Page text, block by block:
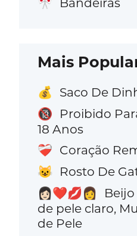
🎌
Mais
💰 Saco De
🔞
Proibido
18 Anos
❤️‍🩹 Coração
😺 Rosto De
👩🏻‍❤️‍💋‍👩
de pele claro,
de Pele